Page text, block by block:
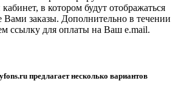
в котором будут отображаться
заказы. Дополнительно в течении
ссылку для оплаты на Ваш e.mail.
предлагает несколько вариантов